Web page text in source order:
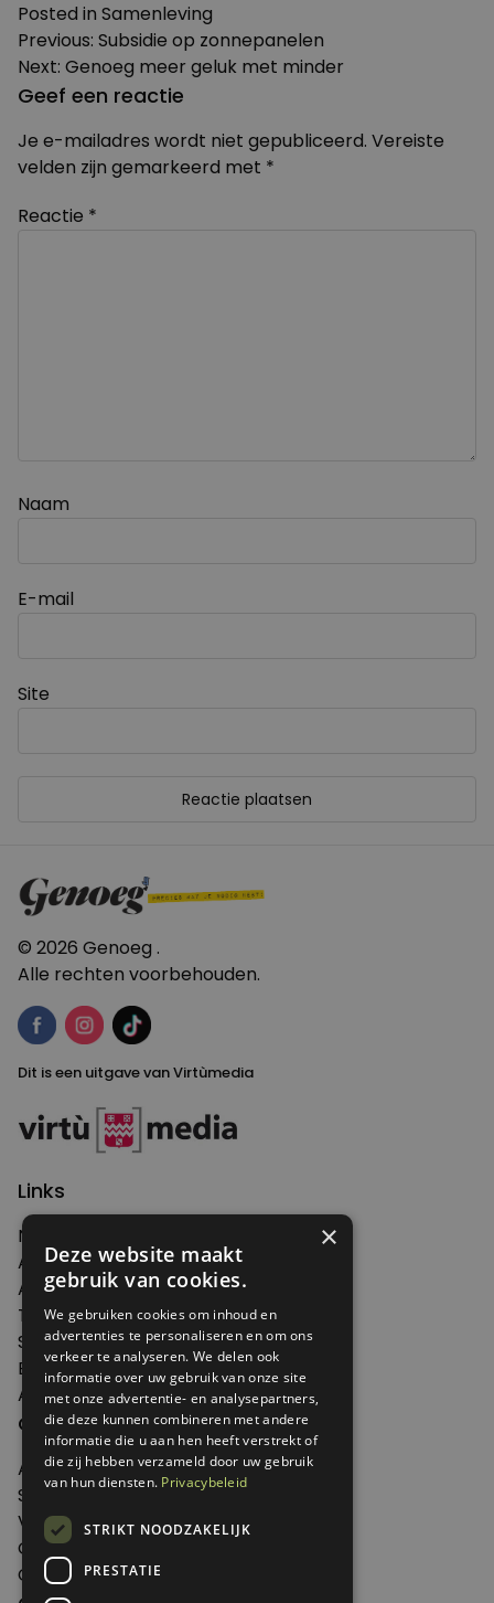
Posted in Samenleving
Bericht
navigatie
Previous: Subsidie op zonnepanelen
Next: Genoeg meer geluk met minder
Geef een reactie
Je e-mailadres wordt niet gepubliceerd. Vereiste
velden zijn gemarkeerd met *
Reactie *
Naam
E-mail
Site
© 2026 Genoeg .
Alle rechten voorbehouden.
Dit is een uitgave van Virtùmedia
Links
Nieuws
Artikelen
Agenda
Thema's
Shop
Edities
Abonneren
Over Genoeg
Adverteren
Samenwerken
Verkooppunten
Over Genoeg
Contact
×
Deze website maakt
gebruik van cookies.
We gebruiken cookies om inhoud en
advertenties te personaliseren en om ons
verkeer te analyseren. We delen ook
informatie over uw gebruik van onze site
met onze advertentie- en analysepartners,
die deze kunnen combineren met andere
informatie die u aan hen heeft verstrekt of
die zij hebben verzameld door uw gebruik
van hun diensten. Privacybeleid
STRIKT NOODZAKELIJK
PRESTATIE